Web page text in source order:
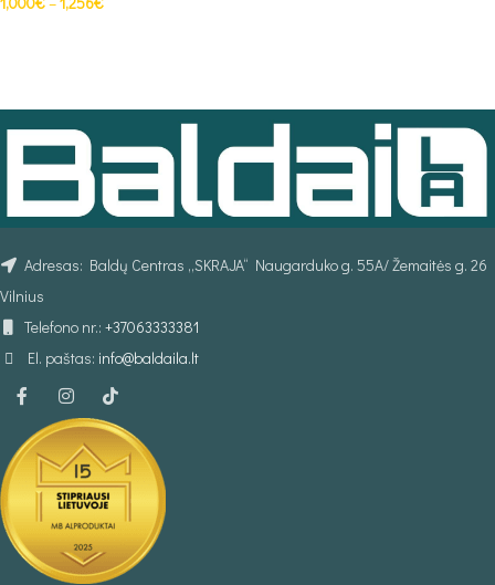
Adresas: Baldų Centras „SKRAJA“ Naugarduko g. 55A/ Žemaitės g. 26
Vilnius
Telefono nr.: +37063333381
El. paštas: info@baldaila.lt